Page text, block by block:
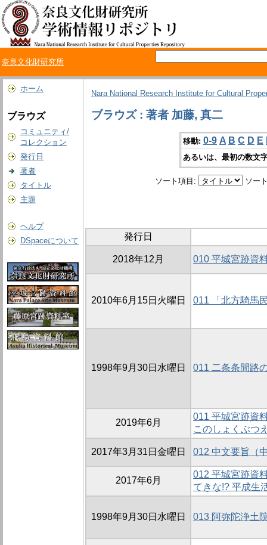
奈良文化財研究所
ホーム
ブラウズ
コミュニティ/
コレクション
発行日
著者
タイトル
主題
ヘルプ
DSpaceについて
Nara National Research Institute for Cultural
ブラウズ : 著者 加藤, 真二
移動: 0-9 A B C D E
あるいは、最初の数文
ソート項目: ソー
発行日
2018年12月 010 平城宮跡資
2010年6月15日火曜日 011 「北方騎馬
1998年9月30日水曜日 011 二条条間路
2019年6月
011 平城宮跡資
このしょくぶつ
2017年3月31日金曜日 012 中文要旨（
2017年6月
012 平城宮跡資
てきな!? 平成生
1998年9月30日水曜日 013 阿弥陀浄土